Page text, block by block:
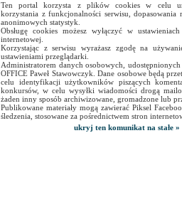
Ten portal korzysta z plików cookies w celu
korzystania z funkcjonalności serwisu, dopasowania
anonimowych statystyk.
Obsługę cookies możesz wyłączyć w
internetowej.
Korzystając z serwisu wyrażasz zgodę na
ustawieniami przeglądarki.
Administratorem danych osobowych,
OFFICE Paweł Stawowczyk. Dane osobowe będą
celu identyfikacji użytkowników piszących
konkursów, w celu wysyłki wiadomości drogą
żaden inny sposób archiwizowane, gromadzone lub
Publikowane materiały mogą zawierać Piksel
śledzenia, stosowane za pośrednictwem stron
ukryj ten komunikat na stałe »